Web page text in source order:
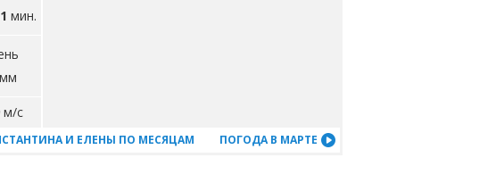
мин.
мм
м/с
И ЕЛЕНЫ ПО МЕСЯЦАМ ПОГОДА В МАРТЕ